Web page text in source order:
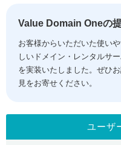
ドメイン移管
ドメイン価格一覧
ドメイン一括検索
.jpドメインオークション
gTLDオークション NEW!
コアサーバー
バリューサーバー
XREA
セキュリティトップ
Value Domain ネットde診断
SSL証明書
サービストップ
お得意様割引
Value Domain Oneの
お客様からいただいた使い
しいドメイン・レンタルサ
を実装いたしました。ぜひ
見をお寄せください。
ユーザ